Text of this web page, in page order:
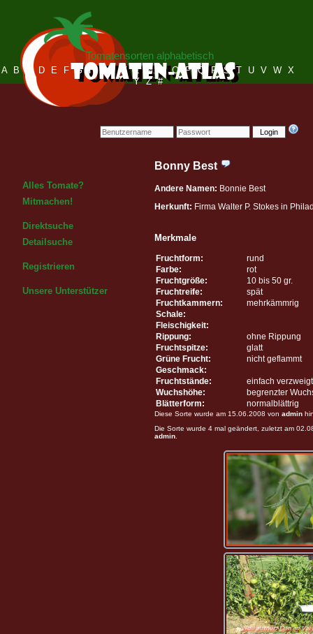
Login
Tomatensorten alphabetisch
A B C D E F G H I J K L M N O P Q R S T U V W X
Y Z #
Alles Tomate?
Mitmachen!
Direktsuche
Detailsuche
Registrieren
Unsere Unterstützer
Bonny Best
Andere Namen: Bonnie Best
Herkunft: Firma Walter P. Stokes in
Merkmale
Fruchtform:
rund
Farbe:
rot
Fruchtgröße:
10 bis 50 gr.
Fruchtreife:
spät
Fruchtkammern:
mehrkämmrig
Schale:
Fleischigkeit:
Rippung:
ohne Rippung
Fruchtspitze:
glatt
Grüne Frucht:
nicht geflammt
Geschmack:
Fruchtstände:
einfach verzweigt
Wuchshöhe:
begrenzter
Blätterform:
normalblättrig
Diese Sorte wurde am 15.06.2008 von admin
Die Sorte wurde 4 mal geändert, zuletzt am
admin